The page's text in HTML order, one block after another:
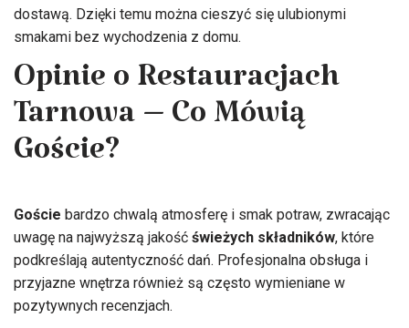
dostawą. Dzięki temu można cieszyć się ulubionymi
smakami bez wychodzenia z domu.
Opinie o Restauracjach
Tarnowa – Co Mówią
Goście?
Goście bardzo chwalą atmosferę i smak potraw, zwracając
uwagę na najwyższą jakość świeżych składników, które
podkreślają autentyczność dań. Profesjonalna obsługa i
przyjazne wnętrza również są często wymieniane w
pozytywnych recenzjach.